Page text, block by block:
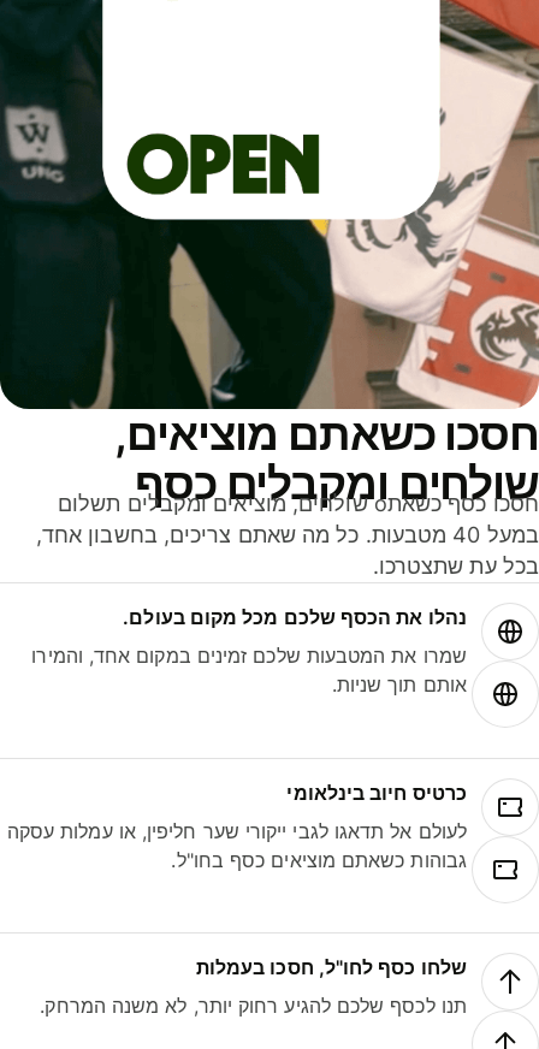
כשאתם מוציאים,
ומקבלים כסף
חסכו כסף כשאתo שולחים, מוציאים ומקבלים תשלום
במעל 40 מטבעות. כל מה שאתם צריכים, בחשבון אחד,
עת שתצטרכו.
נהלו את הכסף שלכם מכל מקום בעולם.
שמרו את המטבעות שלכם זמינים במקום אחד, והמירו
אותם תוך שניות.
כרטיס חיוב בינלאומי
לעולם אל תדאגו לגבי ייקורי שער חליפין, או עמלות עסקה
גבוהות כשאתם מוציאים כסף בחו"ל.
שלחו כסף לחו"ל, חסכו בעמלות
תנו לכסף שלכם להגיע רחוק יותר, לא משנה המרחק.